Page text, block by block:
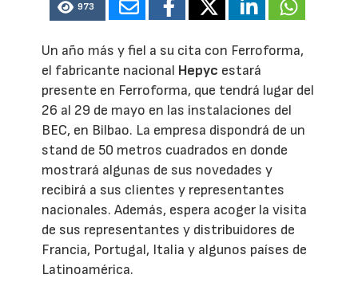
973
Un año más y fiel a su cita con Ferroforma,
el fabricante nacional Hepyc estará
presente en Ferroforma, que tendrá lugar del
26 al 29 de mayo en las instalaciones del
BEC, en Bilbao. La empresa dispondrá de un
stand de 50 metros cuadrados en donde
mostrará algunas de sus novedades y
recibirá a sus clientes y representantes
nacionales. Además, espera acoger la visita
de sus representantes y distribuidores de
Francia, Portugal, Italia y algunos países de
Latinoamérica.